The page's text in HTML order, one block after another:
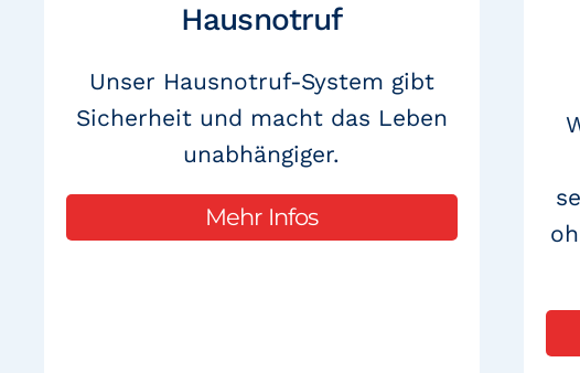
Hausnotruf
Unser Hausnotruf-System gibt
Sicherheit und macht das Leben
unabhängiger.
Mehr Infos